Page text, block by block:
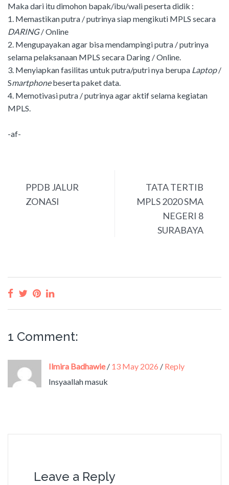
Maka dari itu dimohon bapak/ibu/wali peserta didik :
1. Memastikan putra / putrinya siap mengikuti MPLS secara
DARING/ Online
2. Mengupayakan agar bisa mendampingi putra / putrinya
selama pelaksanaan MPLS secara Daring / Online.
3. Menyiapkan fasilitas untuk putra/putri nya berupa Laptop/
Smartphonebeserta paket data.
4. Memotivasi putra / putrinya agar aktif selama kegiatan
MPLS.
-af-
PPDB JALUR
ZONASI
TATA TERTIB
MPLS 2020 SMA
NEGERI 8
SURABAYA
1 Comment:
Ilmira Badhawie / 13 May 2026 / Reply
Insyaallah masuk
Leave a Reply